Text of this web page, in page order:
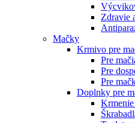
Zdravie
Mačky
Krmivo pre
Pre
Pre
Pre
Doplnky pre
Krmenie